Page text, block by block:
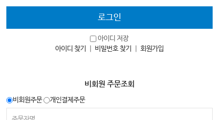
아이디 저장
아이디 찾기
비밀번호 찾기 회원가입
비회원 주문조회
비회원주문 개인결제주문